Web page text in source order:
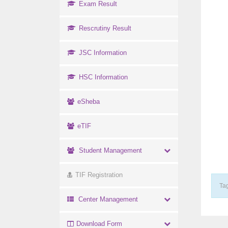
Exam Result
Rescrutiny Result
JSC Information
HSC Information
eSheba
eTIF
Student Management
TIF Registration
Center Management
Download Form